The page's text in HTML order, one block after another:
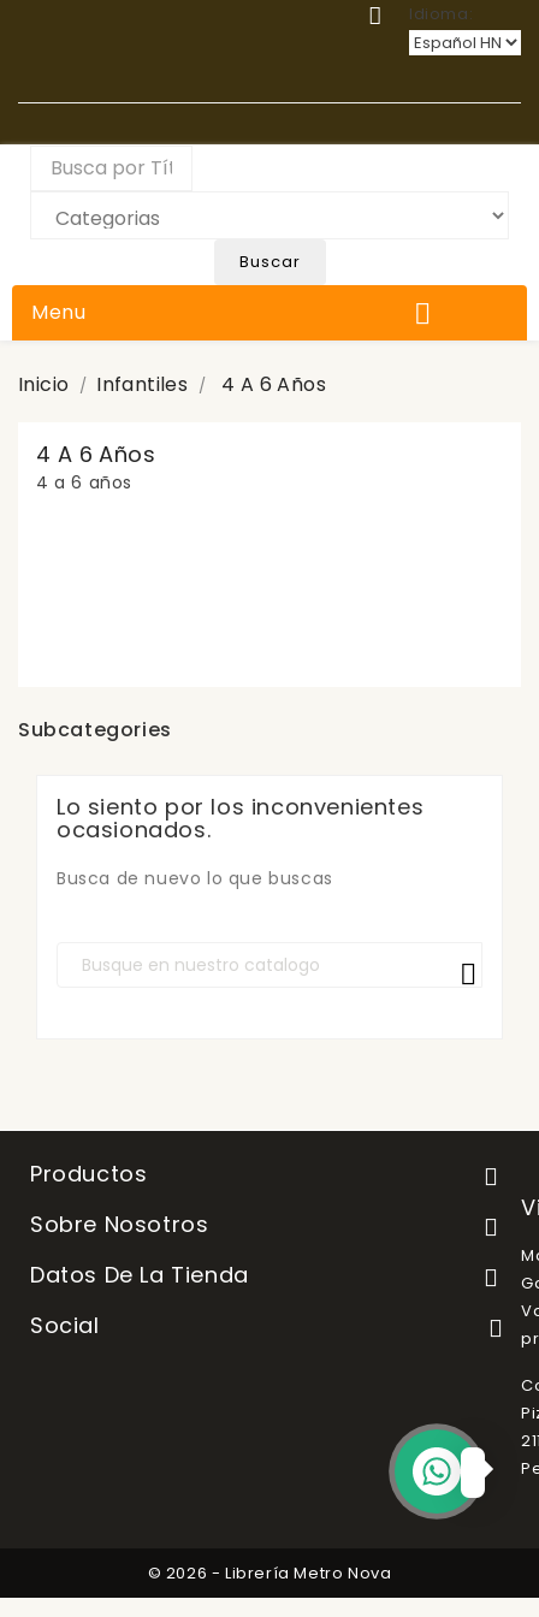
Idioma:

Buscar

Menu
Inicio Infantiles 4 A 6 Años
4 A 6 Años
4 a 6 años
Subcategories
Lo siento por los inconvenientes
ocasionados.
Busca de nuevo lo que buscas

Productos 
Sobre Nosotros 
Datos De La Tienda 
Social 
© 2026 - Librería Metro Nova